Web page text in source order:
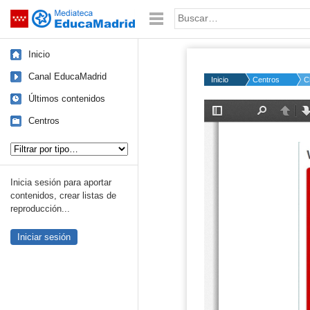
Saltar navegación Palabra o frase:
Inicio
Canal EducaMadrid
Últimos contenidos
Centros
Inicia sesión para aportar
contenidos, crear listas de
reproducción...
Iniciar sesión
Inicio Centros